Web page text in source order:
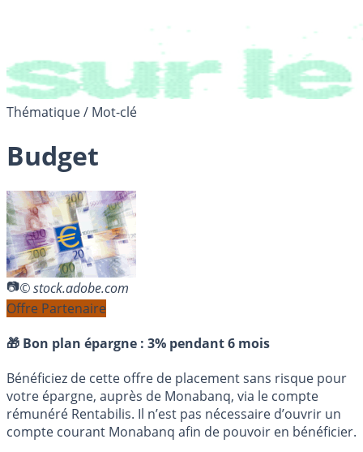
Thématique / Mot-clé
Budget
© stock.adobe.com
Offre Partenaire
🎁 Bon plan épargne : 3% pendant 6 mois
Bénéficiez de cette offre de placement sans risque pour
votre épargne, auprès de Monabanq, via le compte
rémunéré Rentabilis. Il n’est pas nécessaire d’ouvrir un
compte courant Monabanq afin de pouvoir en bénéficier.